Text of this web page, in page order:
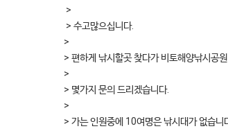
>
> 수고많으십니다.
>
> 편하게 낚시할곳 찾다가 비토해양낚시공
>
> 몇가지 문의 드리겠습니다.
>
> 가는 인원중에 10여명은 낚시대가 없습니